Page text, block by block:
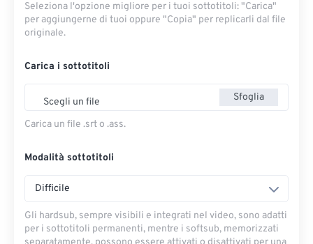
Seleziona l'opzione migliore per i tuoi sottotitoli: "Carica" ​​
per aggiungerne di tuoi oppure "Copia" per replicarli dal file
originale.
Carica i sottotitoli
Scegli un file Sfoglia
Carica un file .srt o .ass.
Modalità sottotitoli
Difficile
Gli hardsub, sempre visibili e integrati nel video, sono adatti
per i sottotitoli permanenti, mentre i softsub, memorizzati